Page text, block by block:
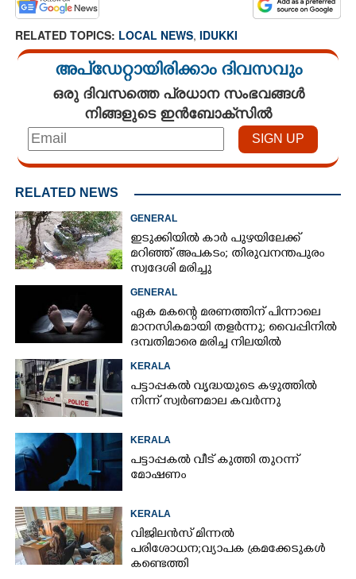
RELATED TOPICS: LOCAL NEWS, IDUKKI
അപ്ഡേറ്റായിരിക്കാം ദിവസവും
ഒരു ദിവസത്തെ പ്രധാന സംഭവങ്ങൾ
നിങ്ങളുടെ ഇൻബോക്സിൽ
RELATED NEWS
GENERAL
ഇടുക്കിയിൽ കാർ പുഴയിലേക്ക്
മറിഞ്ഞ് അപകടം; തിരുവനന്തപുരം
സ്വദേശി മരിച്ചു
GENERAL
ഏക മകന്റെ മരണത്തിന് പിന്നാലെ
മാനസികമായി തളർന്നു; വൈപ്പിനിൽ
ദമ്പതിമാരെ മരിച്ച നിലയിൽ
KERALA
പട്ടാപ്പകൽ വൃദ്ധയുടെ കഴുത്തിൽ
നിന്ന് സ്വർണമാല കവർന്നു
KERALA
പട്ടാപ്പകൽ വീട് കുത്തി തുറന്ന്
മോഷണം
KERALA
വിജിലൻസ് മിന്നൽ
പരിശോധന; വ്യാപക ക്രമക്കേടുകൾ
കണ്ടെത്തി